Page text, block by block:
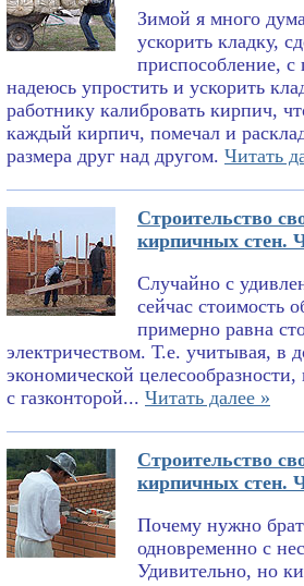
Зимой я много
ускорить кладку,
приспособление,
надеюсь упростить и ускорить
работнику калибровать кирпич,
каждый кирпич, помечал и
размера друг над другом. Читать
Строительство
кирпичных стен.
Случайно с
сейчас стоимость
примерно равна
электричеством. Т.е. учитывая, в
экономической
с газконторой... Читать далее »
Строительство
кирпичных стен.
Почему нужно
одновременно с
Удивительно, но